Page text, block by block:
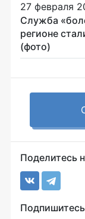
27 февраля
Служба
регионе
(фото)
Поделитесь